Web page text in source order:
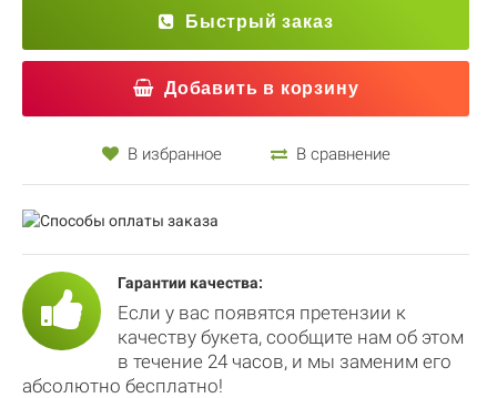
Быстрый заказ
Добавить в корзину
В избранное В сравнение
Гарантии качества:
Если у вас появятся претензии к
качеству букета, сообщите нам об этом
в течение 24 часов, и мы заменим его
абсолютно бесплатно!